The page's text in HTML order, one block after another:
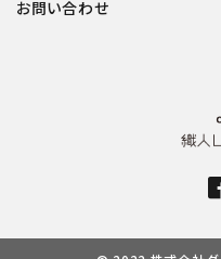
お問い合わせ